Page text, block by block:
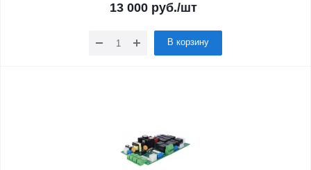
13 000руб./шт
В корзину